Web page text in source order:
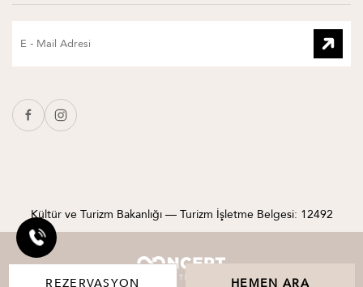
REZERVASYON HEMEN ARA
Kültür ve Turizm Bakanlığı — Turizm İşletme Belgesi: 12492